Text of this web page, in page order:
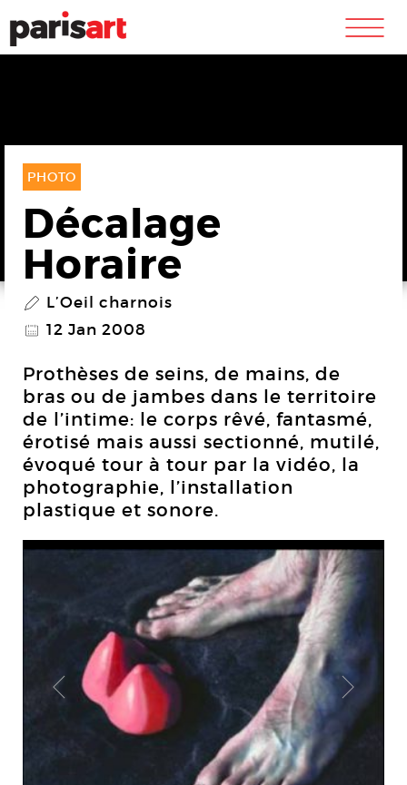
m
PHOTO
Décalage
Horaire
P L’Oeil charnois
@ 12 Jan 2008
Prothèses de seins, de mains, de
bras ou de jambes dans le territoire
de l’intime: le corps rêvé, fantasmé,
érotisé mais aussi sectionné, mutilé,
évoqué tour à tour par la vidéo, la
photographie, l’installation
plastique et sonore.